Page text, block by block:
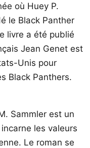
où Huey P.
le Black Panther
livre a été publié
Jean Genet est
Unis pour
Black Panthers.
Sammler est un
les valeurs
Le roman se